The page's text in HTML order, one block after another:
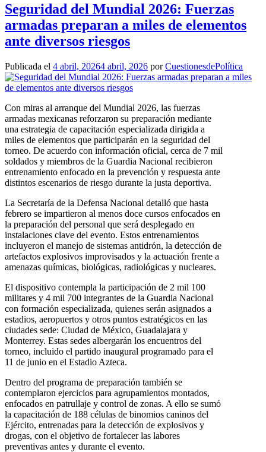
Seguridad del Mundial 2026: Fuerzas
armadas preparan a miles de elementos
ante diversos riesgos
Publicada el 4 abril, 20264 abril, 2026 porCuestionesdePolítica
Con miras al arranque del Mundial 2026, las fuerzas
armadas mexicanas reforzaron su preparación mediante
una estrategia de capacitación especializada dirigida a
miles de elementos que participarán en la seguridad del
torneo. De acuerdo con información oficial, cerca de 7 mil
soldados y miembros de la Guardia Nacional recibieron
entrenamiento enfocado en la prevención y respuesta ante
distintos escenarios de riesgo durante la justa deportiva.
La Secretaría de la Defensa Nacional detalló que hasta
febrero se impartieron al menos doce cursos enfocados en
la preparación del personal que será desplegado en
instalaciones clave del evento. Estos entrenamientos
incluyeron el manejo de sistemas antidrón, la detección de
artefactos explosivos improvisados y la actuación frente a
amenazas químicas, biológicas, radiológicas y nucleares.
El dispositivo contempla la participación de 2 mil 100
militares y 4 mil 700 integrantes de la Guardia Nacional
con formación especializada, quienes serán asignados a
estadios, aeropuertos y otros puntos estratégicos en las
ciudades sede: Ciudad de México, Guadalajara y
Monterrey. Estas sedes albergarán los encuentros del
torneo, incluido el partido inaugural programado para el
11 de junio en el Estadio Azteca.
Dentro del programa de preparación también se
contemplaron ejercicios para agrupamientos montados,
enfocados en patrullaje y control de zonas. A ello se sumó
la capacitación de 188 células de binomios caninos del
Ejército, entrenadas para la detección de explosivos y
drogas, con el objetivo de fortalecer las labores
preventivas antes y durante el evento.